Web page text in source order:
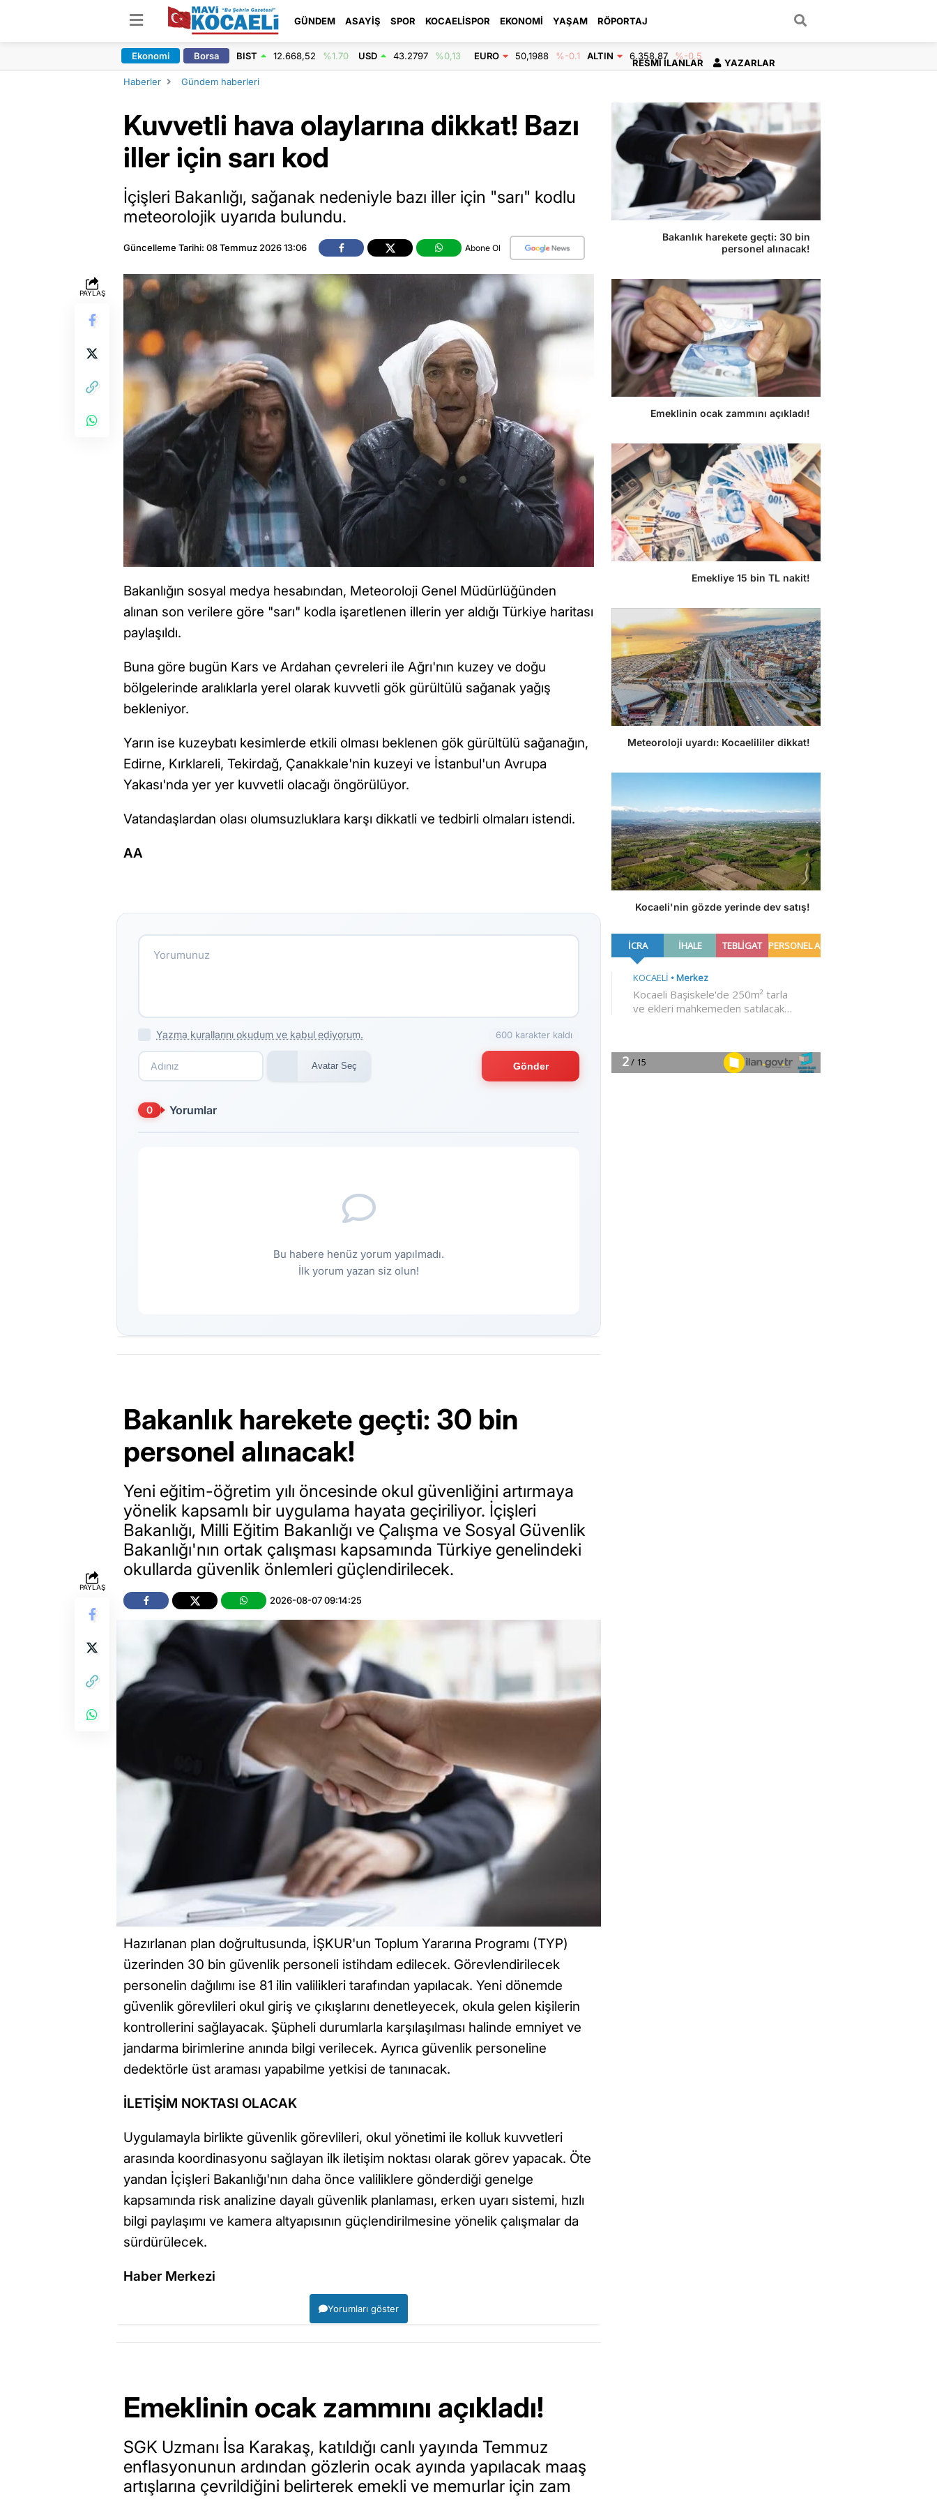
GÜNDEM ASAYIŞ SPOR KOCAELISPOR EKONOMI YAŞAM RÖPORTAJ
RESMI İLANLAR YAZARLAR
Ekonomi Borsa BIST 12.668,52 %1.70 USD 43.2797 %0,13 EURO 50,1988 %-0.1 ALTIN 6.358,87 %-0.5
Haberler Gündem haberleri
PAYLAŞ
Kuvvetli hava olaylarına dikkat! Bazı
iller için sarı kod
İçişleri Bakanlığı, sağanak nedeniyle bazı iller için "sarı" kodlu
meteorolojik uyarıda bulundu.
Güncelleme Tarihi: 08 Temmuz 2026 13:06 Abone Ol
Bakanlığın sosyal medya hesabından, Meteoroloji Genel Müdürlüğünden
alınan son verilere göre "sarı" kodla işaretlenen illerin yer aldığı Türkiye haritası
paylaşıldı.
Buna göre bugün Kars ve Ardahan çevreleri ile Ağrı'nın kuzey ve doğu
bölgelerinde aralıklarla yerel olarak kuvvetli gök gürültülü sağanak yağış
bekleniyor.
Yarın ise kuzeybatı kesimlerde etkili olması beklenen gök gürültülü sağanağın,
Edirne, Kırklareli, Tekirdağ, Çanakkale'nin kuzeyi ve İstanbul'un Avrupa
Yakası'nda yer yer kuvvetli olacağı öngörülüyor.
Vatandaşlardan olası olumsuzluklara karşı dikkatli ve tedbirli olmaları istendi.
AA
Yazma kurallarını okudum ve kabul ediyorum. 600 karakter kaldı
Avatar Seç Gönder
0 Yorumlar
Bu habere henüz yorum yapılmadı.
İlk yorum yazan siz olun!
PAYLAŞ
Bakanlık harekete geçti: 30 bin
personel alınacak!
Yeni eğitim-öğretim yılı öncesinde okul güvenliğini artırmaya
yönelik kapsamlı bir uygulama hayata geçiriliyor. İçişleri
Bakanlığı, Milli Eğitim Bakanlığı ve Çalışma ve Sosyal Güvenlik
Bakanlığı'nın ortak çalışması kapsamında Türkiye genelindeki
okullarda güvenlik önlemleri güçlendirilecek.
2026-08-07 09:14:25
Hazırlanan plan doğrultusunda, İŞKUR'un Toplum Yararına Programı (TYP)
üzerinden 30 bin güvenlik personeli istihdam edilecek. Görevlendirilecek
personelin dağılımı ise 81 ilin valilikleri tarafından yapılacak. Yeni dönemde
güvenlik görevlileri okul giriş ve çıkışlarını denetleyecek, okula gelen kişilerin
kontrollerini sağlayacak. Şüpheli durumlarla karşılaşılması halinde emniyet ve
jandarma birimlerine anında bilgi verilecek. Ayrıca güvenlik personeline
dedektörle üst araması yapabilme yetkisi de tanınacak.
İLETİŞİM NOKTASI OLACAK
Uygulamayla birlikte güvenlik görevlileri, okul yönetimi ile kolluk kuvvetleri
arasında koordinasyonu sağlayan ilk iletişim noktası olarak görev yapacak. Öte
yandan İçişleri Bakanlığı'nın daha önce valiliklere gönderdiği genelge
kapsamında risk analizine dayalı güvenlik planlaması, erken uyarı sistemi, hızlı
bilgi paylaşımı ve kamera altyapısının güçlendirilmesine yönelik çalışmalar da
sürdürülecek.
Haber Merkezi
Yorumları göster
Emeklinin ocak zammını açıkladı!
SGK Uzmanı İsa Karakaş, katıldığı canlı yayında Temmuz
enflasyonunun ardından gözlerin ocak ayında yapılacak maaş
artışlarına çevrildiğini belirterek emekli ve memurlar için zam
Bakanlık harekete geçti: 30 bin
personel alınacak!
Emeklinin ocak zammını açıkladı!
Emekliye 15 bin TL nakit!
Meteoroloji uyardı: Kocaelililer dikkat!
Kocaeli'nin gözde yerinde dev satış!